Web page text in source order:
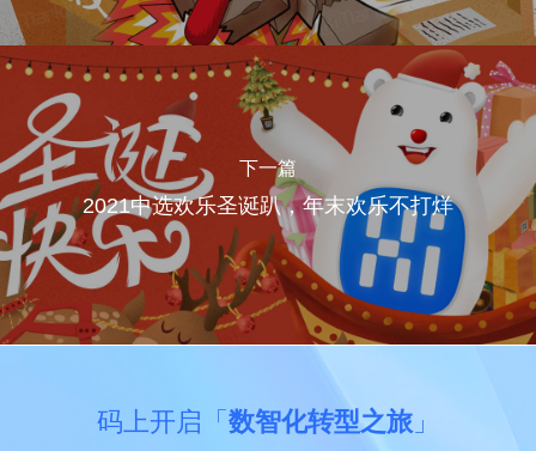
下一篇
2021中选欢乐圣诞趴，年末欢乐不打烊
码上开启「 数智化转型之旅」